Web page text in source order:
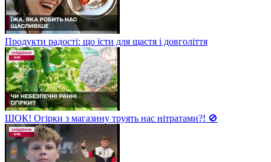
Продукти радості: що їсти для щастя і довголіття
ШОК! Огірки з магазину труять нас нітратами?! 🚫